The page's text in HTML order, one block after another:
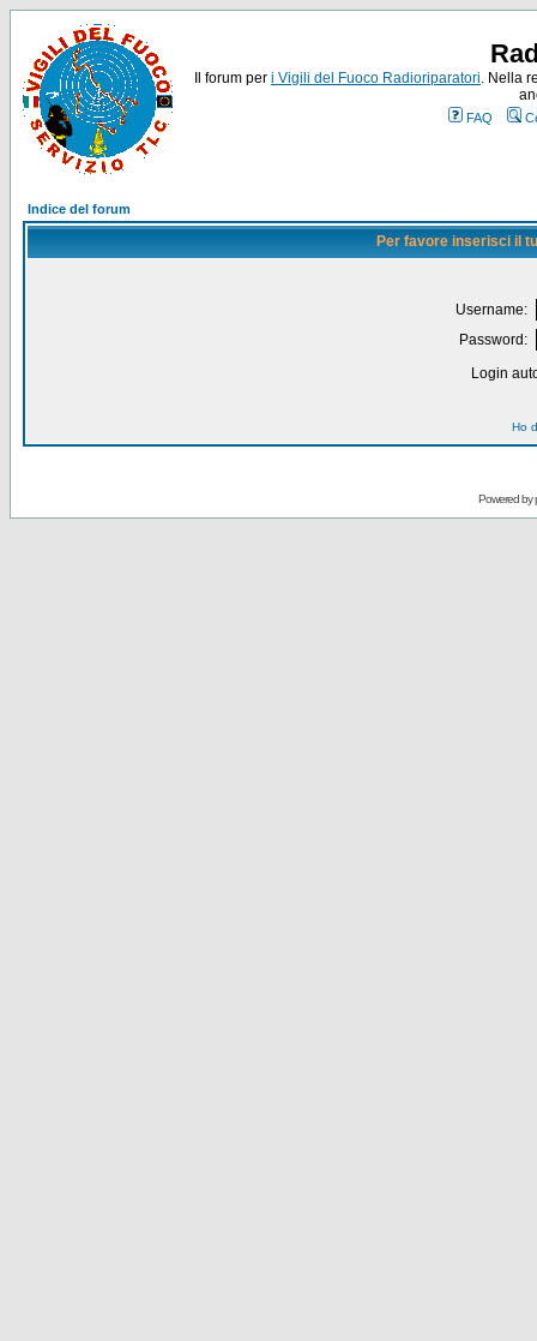
Il forum per i Vigili del Fuoco Radioriparatori. Nella
FAQ
Indice del forum
Per favore inserisci il
Username:
Password:
Login
Ho
Powered by